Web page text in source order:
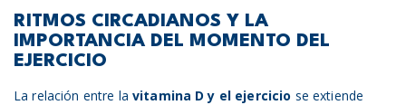
RITMOS CIRCADIANOS Y LA
IMPORTANCIA DEL MOMENTO DEL
EJERCICIO
La relación entre la vitamina D y el ejercicio se extiende